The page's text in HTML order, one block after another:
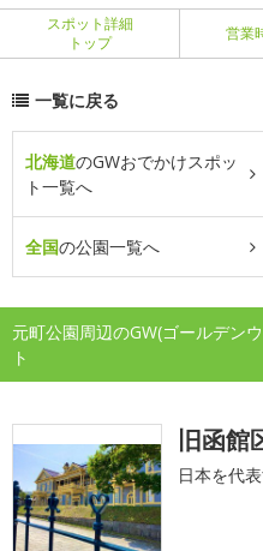
スポット詳細
トップ
営業
一覧に戻る
北海道のGWおでかけスポッ
ト一覧へ
全国の公園一覧へ
元町公園周辺のGW(ゴールデン
ト
旧函館
日本を代